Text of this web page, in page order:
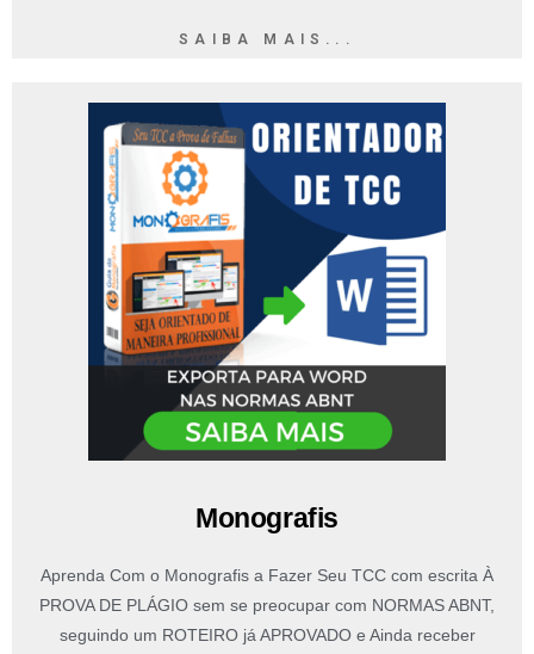
SAIBA MAIS...
Monografis
Aprenda Com o Monografis a Fazer Seu TCC com escrita À
PROVA DE PLÁGIO sem se preocupar com NORMAS ABNT,
seguindo um ROTEIRO já APROVADO e Ainda receber